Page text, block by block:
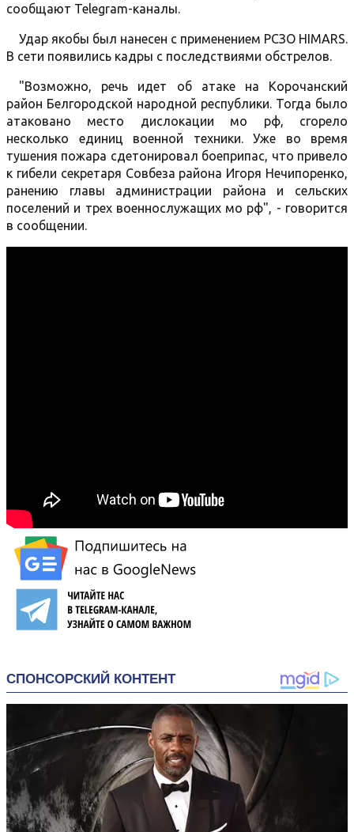
сообщают Telegram-каналы.
Удар якобы был нанесен с применением РСЗО HIMARS.
В сети появились кадры с последствиями обстрелов.
"Возможно, речь идет об атаке на Корочанский
район Белгородской народной республики. Тогда было
атаковано место дислокации мо рф, сгорело
несколько единиц военной техники. Уже во время
тушения пожара сдетонировал боеприпас, что привело
к гибели секретаря Совбеза района Игоря Нечипоренко,
ранению главы администрации района и сельских
поселений и трех военнослужащих мо рф", - говорится
в сообщении.